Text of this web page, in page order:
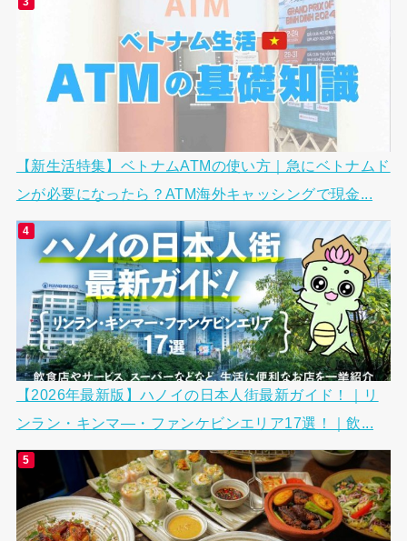
【新生活特集】ベトナムATMの使い方｜急にベトナムド
ンが必要になったら？ATM海外キャッシングで現金...
【2026年最新版】ハノイの日本人街最新ガイド！｜リ
ンラン・キンマ―・ファンケビンエリア17選！｜飲...